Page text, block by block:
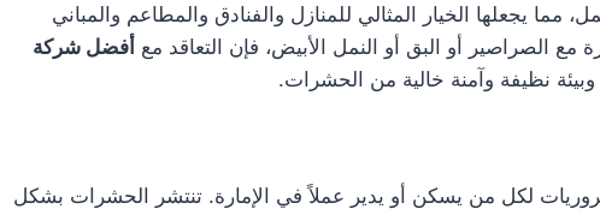
مما يجعلها الخيار المثالي للمنازل والفنادق والمطاعم والمباني
مع الصراصير أو البق أو النمل الأبيض، فإن التعاقد معأفضل شركة
وبيئة نظيفة وآمنة خالية من الحشرات.
لكل من يسكن أو يدير عملاً في الإمارة. تنتشر الحشرات بشكل